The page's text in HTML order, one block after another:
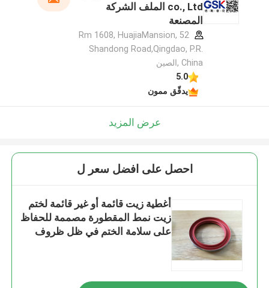
co., Ltd الملف الشركة
المصنعة
Rm 1608, HuajiaMansion, 52
Shandong Road,Qingdao, P.R.
China ,الصين
5.0
يدقّق ممون
عرض المزيد
احصل على افضل سعر ل
أغطية زيت قائمة أو غير قائمة لختم
زيت نمط المقطورة مصممة للحفاظ
على سلامة الختم في ظل ظروف